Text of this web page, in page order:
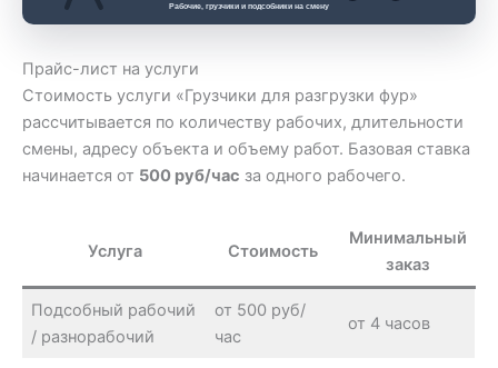
Рабочие, грузчики и подсобники на смену
Прайс-лист на услуги
Стоимость услуги «Грузчики для разгрузки фур»
рассчитывается по количеству рабочих, длительности
смены, адресу объекта и объему работ. Базовая ставка
начинается от 500 руб/час за одного рабочего.
Услуга Стоимость
Минимальный
заказ
Подсобный рабочий
/ разнорабочий
от 500 руб/
час
от 4 часов